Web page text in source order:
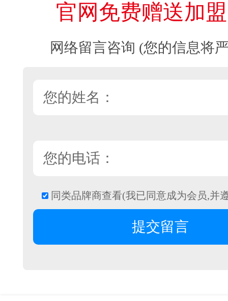
官网免费赠送加
网络留言咨询 (您的信息将
同类品牌商查看(我已同意成为会员,并